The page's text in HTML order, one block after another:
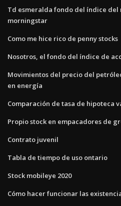
Td esmeralda fondo del índice del
morningstar
Como me hice rico de penny stocks
Nosotros, el fondo del índice de
Movimientos del precio del
en energía
Comparación de tasa de hipoteca
Propio stock en empacadores de
Contrato juvenil
Tabla de tiempo de uso ontario
Stock mobileye 2020
Cómo hacer funcionar las